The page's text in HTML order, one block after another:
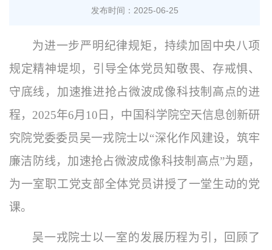
发布时间：2025-06-25
为进一步严明纪律规矩，持续加固中央八项
规定精神堤坝，引导全体党员知敬畏、存戒惧、
守底线，加速推进抢占微波成像科技制高点的进
程， 2025年6月 10 日，中国科学院空天信息创新研
究院党委委员吴一戎院士以“深化作风建设，筑牢
廉洁防线，加速抢占微波成像科技制高点”为题，
为一室职工党支部全体党员讲授了一堂生动的党
课。
吴一戎院士以一室的发展历程为引，回顾了